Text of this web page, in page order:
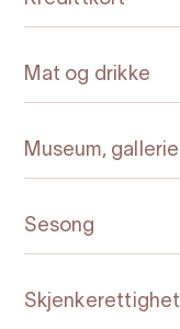
Mat og drikke
Museum,
Sesong